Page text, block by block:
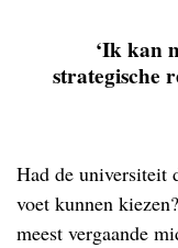
‘Ik kan
strategische
Had de universiteit
voet kunnen
meest vergaande